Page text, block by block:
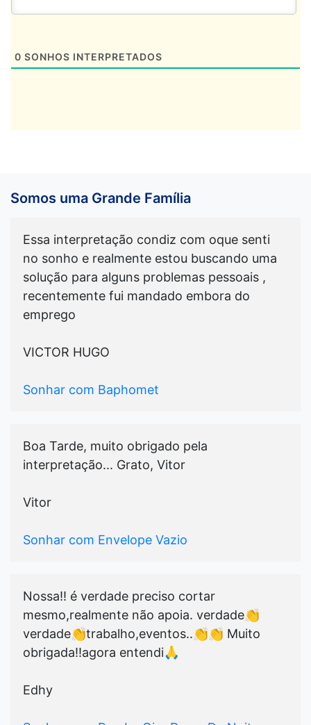
0 SONHOS INTERPRETADOS
Somos uma Grande Família
Essa interpretação condiz com oque senti
no sonho e realmente estou buscando uma
solução para alguns problemas pessoais ,
recentemente fui mandado embora do
emprego
VICTOR HUGO
Sonhar com Baphomet
Boa Tarde, muito obrigado pela
interpretação... Grato, Vitor
Vitor
Sonhar com Envelope Vazio
Nossa!! é verdade preciso cortar
mesmo,realmente não apoia. verdade👏
verdade👏trabalho,eventos..👏👏 Muito
obrigada!!agora entendi🙏
Edhy